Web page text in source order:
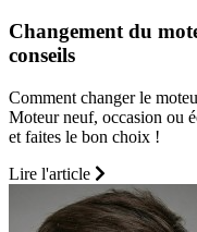
Changement du
conseils
Comment changer le
Moteur neuf, occasion ou
et faites le bon choix !
Lire l'article